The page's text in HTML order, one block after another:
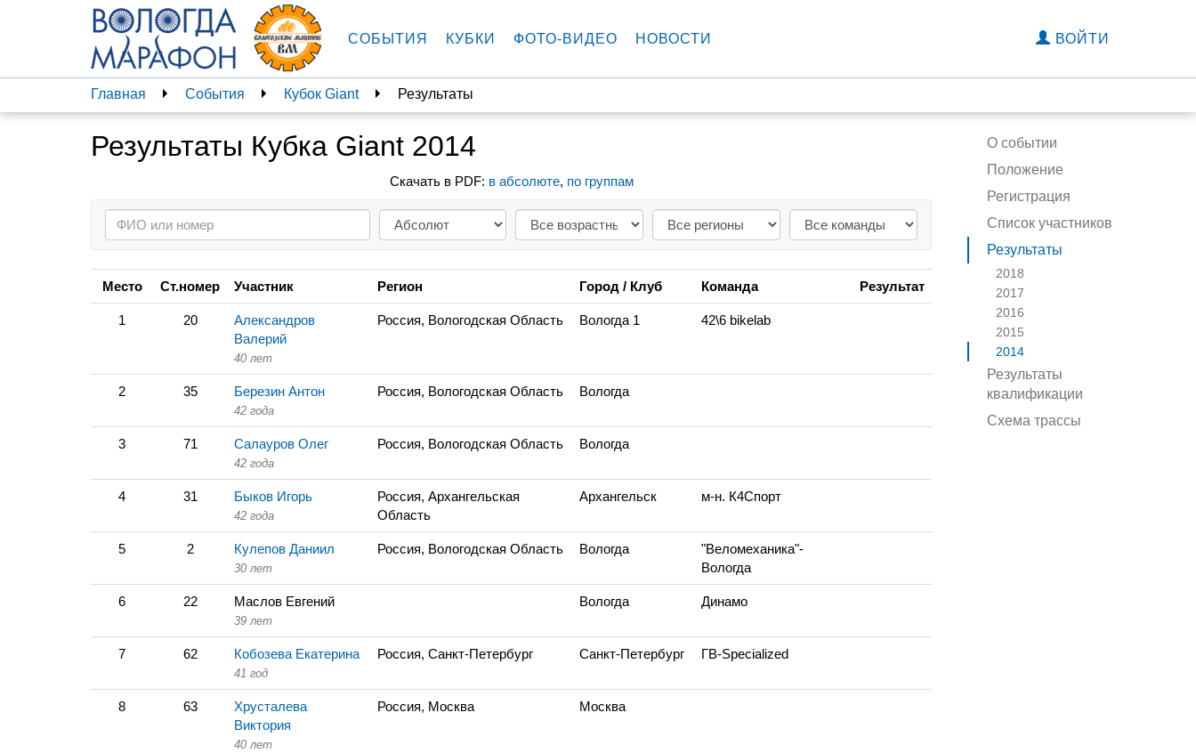
СОБЫТИЯ КУБКИ ФОТО-ВИДЕО НОВОСТИ ВОЙТИ
Главная События Кубок Giant Результаты
О событии
Положение
Регистрация
Список участников
Результаты
2018
2017
2016
2015
2014
Результаты
квалификации
Схема трассы
Результаты Кубка Giant 2014
Скачать в PDF: в абсолюте, по группам
Место Ст.номер Участник Регион Город / Клуб Команда Результат
1 20
Александров
Валерий
40 лет
Россия, Вологодская Область Вологда 1 42\6 bikelab
2 35 Березин Антон
42 года
Россия, Вологодская Область Вологда
3 71 Салауров Олег
42 года
Россия, Вологодская Область Вологда
4 31 Быков Игорь
42 года
Россия, Архангельская
Область
Архангельск м-н. К4Спорт
5 2 Кулепов Даниил
30 лет
Россия, Вологодская Область Вологда
"Веломеханика"-
Вологда
6 22 Маслов Евгений
39 лет
Вологда Динамо
7 62 Кобозева Екатерина
41 год
Россия, Санкт-Петербург Санкт-Петербург ГВ-Specialized
8 63
Хрусталева
Виктория
40 лет
Россия, Москва Москва